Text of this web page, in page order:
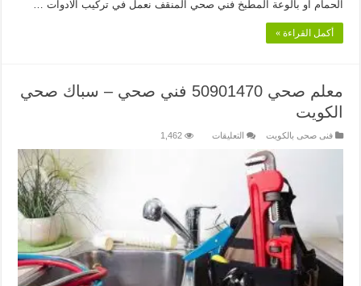
الحمام او بالوعة المطبخ فني صحي المنقف نعمل في تركيب الادوات …
أكمل القراءة »
معلم صحي 50901470 فني صحي – سباك صحي
الكويت
فنى صحى بالكويت التعليقات
سباك
صحي
الكويت
مغلقة
1,462